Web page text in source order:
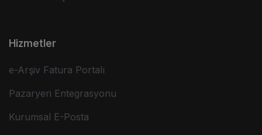
Hizmetler
e-Arşiv Fatura Portalı
Pazaryeri Entegrasyonu
Kurumsal E-Posta